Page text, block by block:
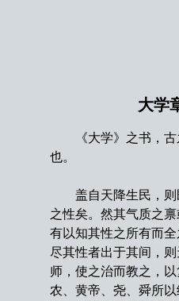
大学
《大学》之书，古
也。
盖自天降生民，则
之性矣。然其气质之
有以知其性之所有而
尽其性者出于其间，
师，使之治而教之，
农、黄帝、尧、舜所